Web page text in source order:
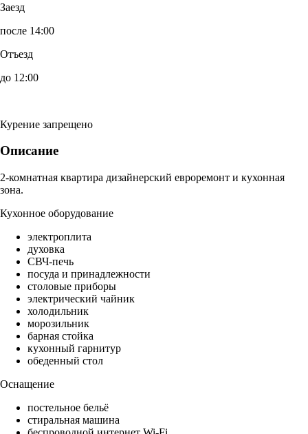
Заезд
после 14:00
Отъезд
до 12:00
Курение запрещено
Описание
2-комнатная квартира дизайнерский евроремонт и кухонная
зона.
Кухонное оборудование
электроплита
духовка
СВЧ-печь
посуда и принадлежности
столовые приборы
электрический чайник
холодильник
морозильник
барная стойка
кухонный гарнитур
обеденный стол
Оснащение
постельное бельё
стиральная машина